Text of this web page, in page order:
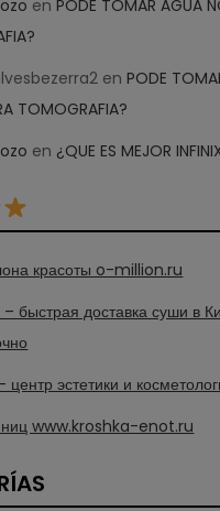
en PODE TOMAR ÁGUA
enPODE
TOMOGRAFIA?
en ¿QUE ES MEJOR
красоты o-million.ru
быстрая доставка суши в
центр эстетики и
www.kroshka-enot.ru